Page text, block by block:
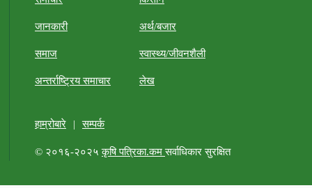
जानकारी अर्थ/बजार
समाज स्वास्थ्य/जीवनशैली
अन्तर्राष्ट्रिय समाचार लेख
हाम्रोबारे | सम्पर्क
© २०१६-२०२५कृषि पत्रिका.कमसर्वाधिकार सुरक्षित